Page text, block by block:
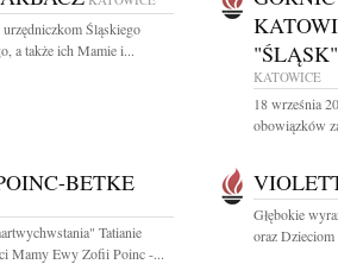
Śląskiego
a także ich Mamie i...
KATOWICE
18 września
obowiązków
BETKE
Tatianie
Mamy Ewy Zofii Poinc -...
Głębokie
oraz